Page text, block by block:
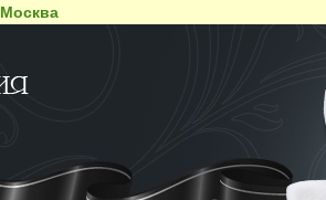
Москва